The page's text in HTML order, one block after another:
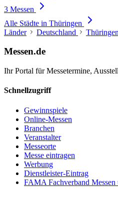
3 Messen
Alle Städte in Thüringen
Länder
Deutschland Thüringen
Messen.de
Ihr Portal für Messetermine,
Schnellzugriff
Gewinnspiele
Online-Messen
Branchen
Veranstalter
Messeorte
Messe eintragen
Werbung
Dienstleister-Eintrag
FAMA Fachverband Messen